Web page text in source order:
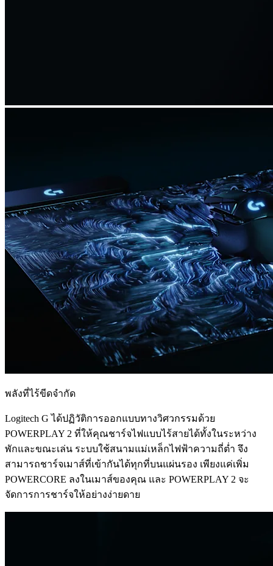
พลังที่ไร้ขีดจำกัด
Logitech G ได้ปฏิวัติการออกแบบทางวิศวกรรมด้วย
POWERPLAY 2 ที่ให้คุณชาร์จไฟแบบไร้สายได้ทั้งในระหว่าง
พักและขณะเล่น ระบบใช้สนามแม่เหล็กไฟฟ้าความถี่ต่ำ จึง
สามารถชาร์จเมาส์ที่เข้ากันได้ทุกที่บนแผ่นรอง เพียงแค่เพิ่ม
POWERCORE ลงในเมาส์ของคุณ และ POWERPLAY 2 จะ
จัดการการชาร์จให้อย่างง่ายดาย